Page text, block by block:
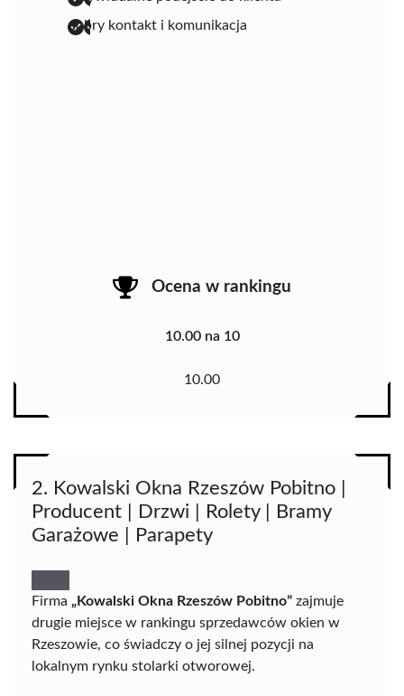
dobry kontakt i komunikacja
Ocena w rankingu
10.00 na 10
10.00
2. Kowalski Okna Rzeszów Pobitno |
Producent | Drzwi | Rolety | Bramy
Garażowe | Parapety
Firma „Kowalski Okna Rzeszów Pobitno” zajmuje
drugie miejsce w rankingu sprzedawców okien w
Rzeszowie, co świadczy o jej silnej pozycji na
lokalnym rynku stolarki otworowej.